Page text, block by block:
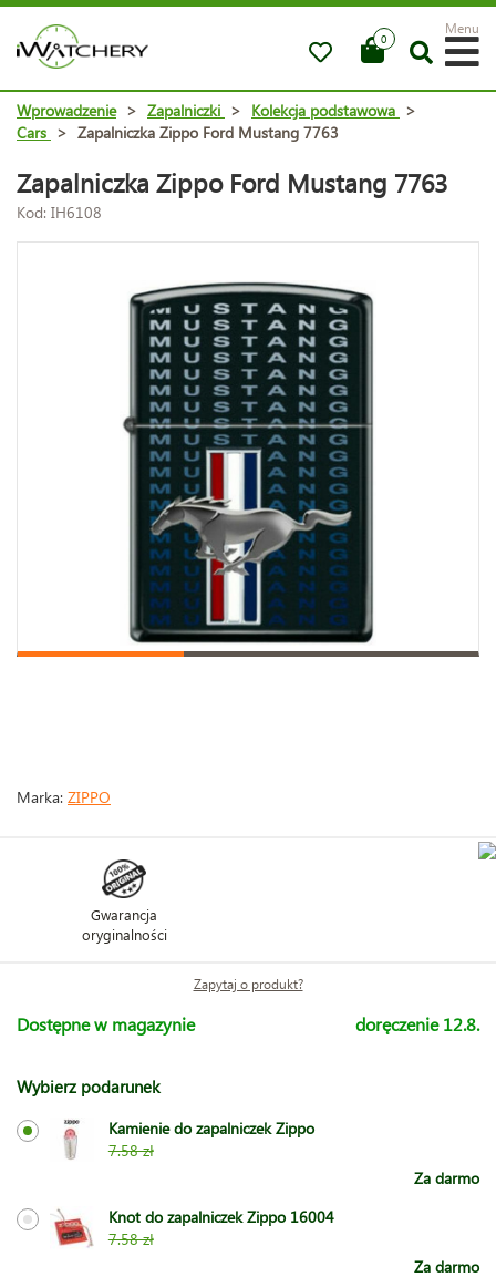
0
Menu
Wprowadzenie > Zapalniczki > Kolekcja podstawowa >
Cars > Zapalniczka Zippo Ford Mustang 7763
Zapalniczka Zippo Ford Mustang 7763
Kod: IH6108
Marka: ZIPPO
Gwarancja
oryginalności
Zapytaj o produkt?
Dostępne w magazynie doręczenie 12.8.
Wybierz podarunek
Kamienie do zapalniczek Zippo
7.58 zł
Za darmo
Knot do zapalniczek Zippo 16004
7.58 zł
Za darmo